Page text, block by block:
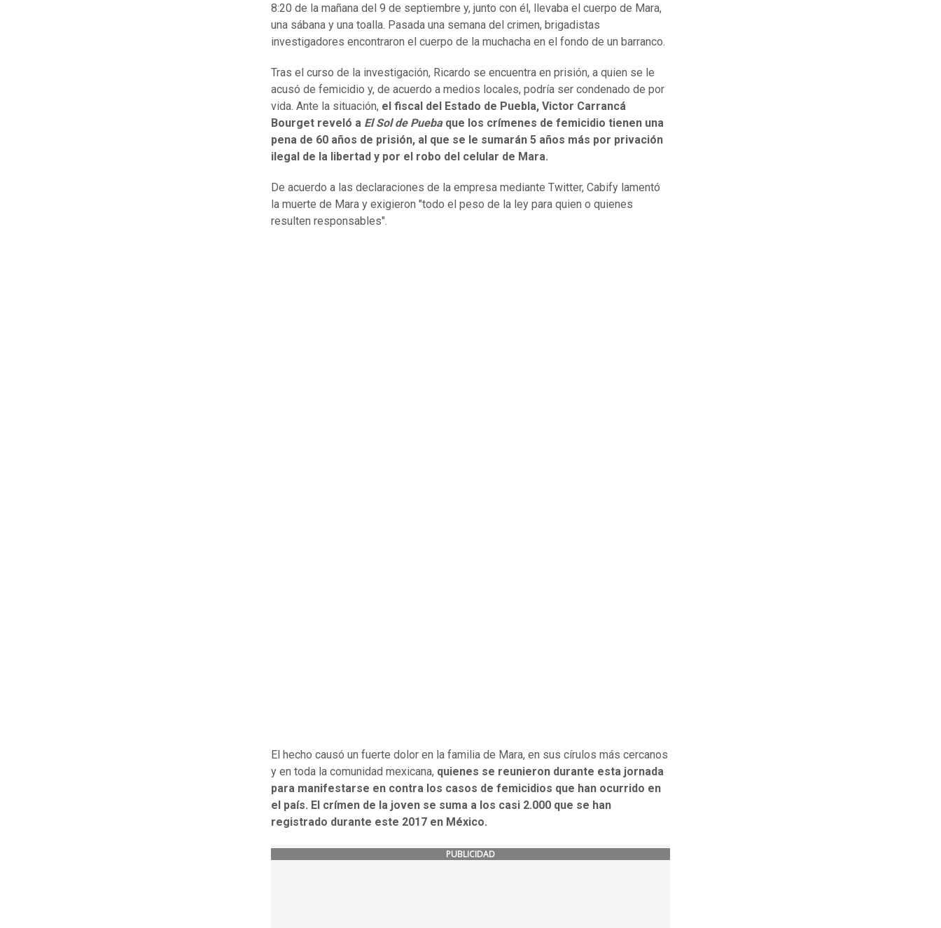
8:20 de la mañana del 9 de septiembre y, junto con él, llevaba el cuerpo de Mara,
una sábana y una toalla. Pasada una semana del crimen, brigadistas
investigadores encontraron el cuerpo de la muchacha en el fondo de un barranco.
Tras el curso de la investigación, Ricardo se encuentra en prisión, a quien se le
acusó de femicidio y, de acuerdo a medios locales, podría ser condenado de por
vida. Ante la situación, el fiscal del Estado de Puebla, Victor Carrancá
Bourget reveló a El Sol de Puebaque los crímenes de femicidio tienen una
pena de 60 años de prisión, al que se le sumarán 5 años más por privación
ilegal de la libertad y por el robo del celular de Mara.
De acuerdo a las declaraciones de la empresa mediante Twitter, Cabify lamentó
la muerte de Mara y exigieron "todo el peso de la ley para quien o quienes
resulten responsables".
El hecho causó un fuerte dolor en la familia de Mara, en sus círulos más cercanos
y en toda la comunidad mexicana, quienes se reunieron durante esta jornada
para manifestarse en contra los casos de femicidios que han ocurrido en
el país. El crímen de la joven se suma a los casi 2.000 que se han
registrado durante este 2017 en México.
PUBLICIDAD